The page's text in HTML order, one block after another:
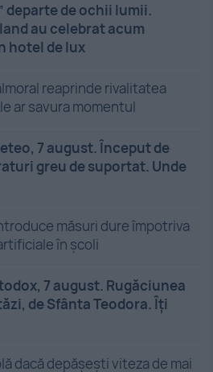
departe de ochii lumii.
au celebrat acum
hotel de lux
reaprinde rivalitatea
ar savura momentul
7 august. Început de
greu de suportat. Unde
măsuri dure împotriva
în școli
7 august. Rugăciunea
de Sfânta Teodora. Îți
dacă depășești viteza de mai